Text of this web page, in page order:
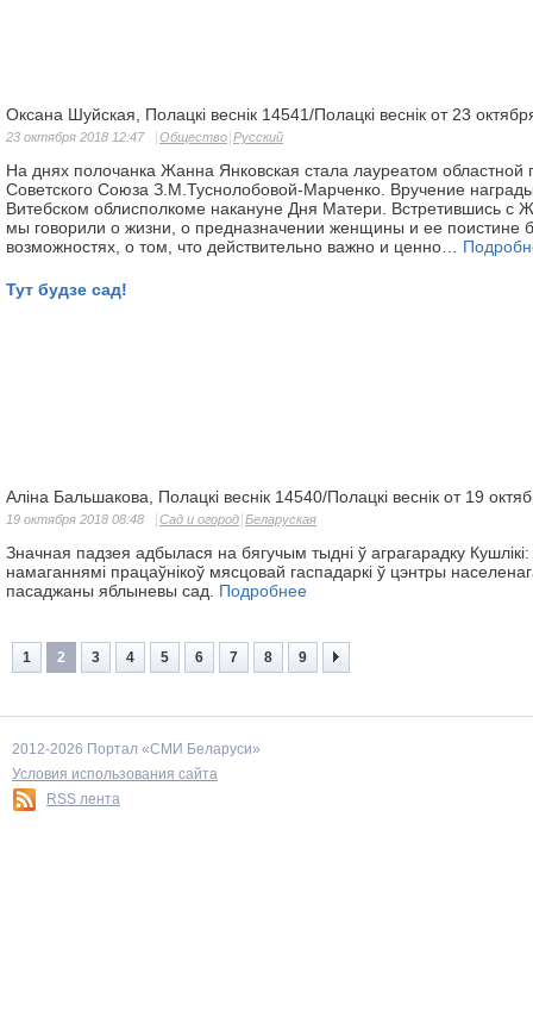
Оксана Шуйская, Полацкі веснік 14541/Полацкі веснік от 23
23 октября 2018 12:47 Общество Русский
На днях полочанка Жанна Янковская стала лауреатом
Советского Союза З.М.Туснолобовой-Марченко. Вручение
Витебском облисполкоме накануне Дня Матери. Встретившись с
мы говорили о жизни, о предназначении женщины и ее поистине
возможностях, о том, что действительно важно и ценно…
Тут будзе сад!
Аліна Бальшакова, Полацкі веснік 14540/Полацкі веснік от 19
19 октября 2018 08:48 Сад и огород Беларуская
Значная падзея адбылася на бягучым тыдні ў аграгарадку Кушлікі:
намаганнямі працаўнікоў мясцовай гаспадаркі ў цэнтры
пасаджаны яблыневы сад. Подробнее
1 2 3 4 5 6 7 8 9
2012-2026 Портал «СМИ Беларуси»
Условия использования сайта
RSS лента